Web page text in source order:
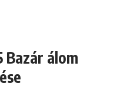
Bazár álom